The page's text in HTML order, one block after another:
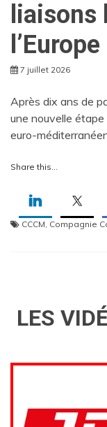
7 juillet 2026
Après dix ans de
une nouvelle
euro-
Share this...
CCCM, Compagnie
LES